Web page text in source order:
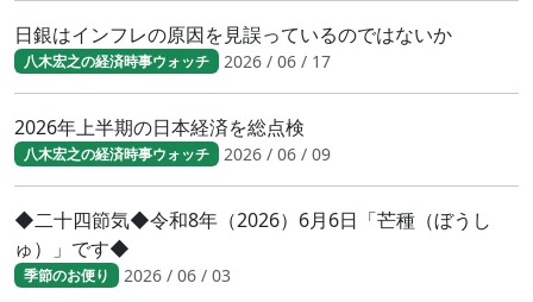
日銀はインフレの原因を見誤っているのではないか
八木宏之の経済時事ウォッチ 2026 / 06 / 17
2026年上半期の日本経済を総点検
八木宏之の経済時事ウォッチ 2026 / 06 / 09
◆二十四節気◆令和8年（2026）6月6日「芒種（ぼうし
ゅ）」です◆
季節のお便り 2026 / 06 / 03